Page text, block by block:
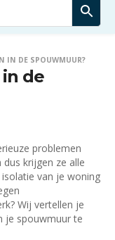
IN DE SPOUWMUUR?
de
problemen
krijgen ze alle
van je woning
Wij vertellen je
je spouwmuur te